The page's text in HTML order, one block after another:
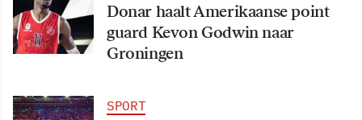
Donar haalt Amerikaanse point
guard Kevon Godwin naar
Groningen
SPORT